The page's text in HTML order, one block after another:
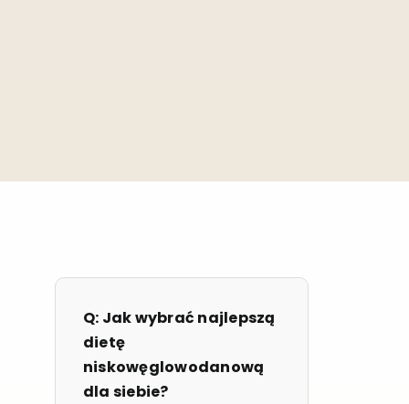
Q: Jak wybrać najlepszą
dietę
niskowęglowodanową
dla siebie?